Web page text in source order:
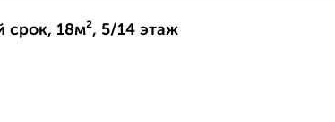
срок, 18м², 5/14 этаж